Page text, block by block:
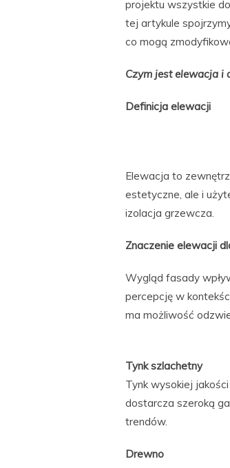
projektu wszystkie
tej artykule
co mogą
Czym jest elewacja i
Definicja elewacji
Elewacja to
estetyczne, ale i
izolacja grzewcza.
Znaczenie elewacji
Wygląd fasady
percepcję w
ma możliwość
Tynk szlachetny
Tynk wysokiej
dostarcza szeroką
trendów.
Drewno